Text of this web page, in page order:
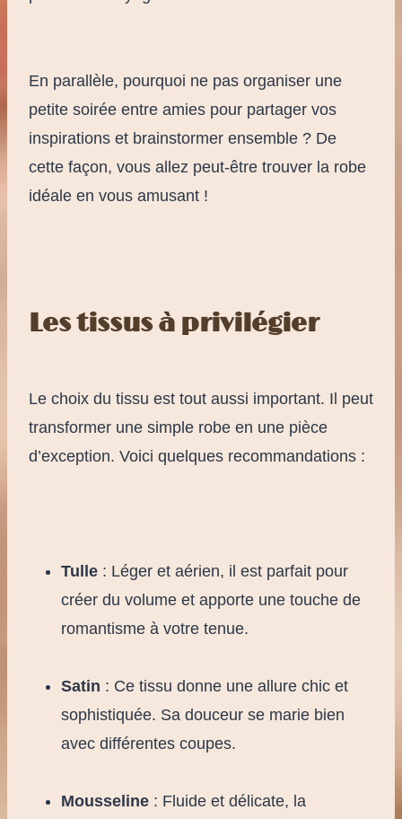
En parallèle, pourquoi ne pas organiser une
petite soirée entre amies pour partager vos
inspirations et brainstormer ensemble ? De
cette façon, vous allez peut-être trouver la robe
idéale en vous amusant !
Les tissus à privilégier
Le choix du tissu est tout aussi important. Il peut
transformer une simple robe en une pièce
d’exception. Voici quelques recommandations :
Tulle : Léger et aérien, il est parfait pour
créer du volume et apporte une touche de
romantisme à votre tenue.
Satin : Ce tissu donne une allure chic et
sophistiquée. Sa douceur se marie bien
avec différentes coupes.
Mousseline : Fluide et délicate, la